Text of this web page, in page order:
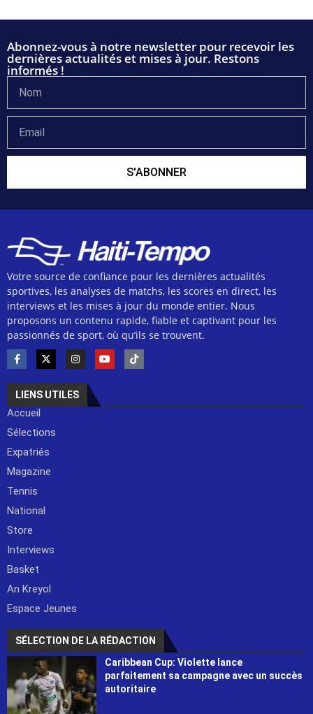
Abonnez-vous à notre newsletter pour recevoir les
dernières actualités et mises à jour. Restons
informés !
S'ABONNER
Votre source de confiance pour les dernières actualités
sportives, les analyses de matchs, les scores en direct, les
interviews et les mises à jour du monde entier. Nous
proposons un contenu rapide, fiable et captivant pour les
passionnés de sport, où qu’ils se trouvent.
LIENS UTILES
Accueil
Sélections
Expatriés
Magazine
Tennis
National
Store
Interviews
Basket
An Kreyol
Espace Jeunes
SÉLECTION DE LA RÉDACTION
Caribbean Cup: Violette lance
parfaitement sa campagne avec un succès
autoritaire